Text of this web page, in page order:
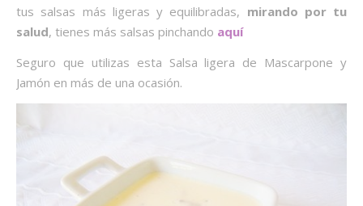
tus salsas más ligeras y equilibradas, mirando por tu
salud, tienes más salsas pinchando aquí
Seguro que utilizas esta Salsa ligera de Mascarpone y
Jamón en más de una ocasión.